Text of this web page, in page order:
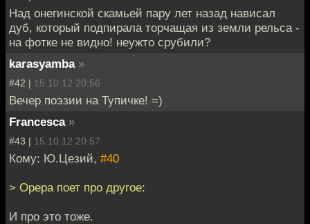
Над онегинской скамьей пару лет назад нависал
дуб, который подпирала торчащая из земли рельса -
на фотке не видно! неужто срубили?
karasyamba »
#42 | 15.10.12 20:56
Вечер поэзии на Тупичке! =)
Francesca »
#43 | 15.10.12 20:57
Кому: Ю.Цезий, #40
> Орера поет про другое:
И про это тоже.